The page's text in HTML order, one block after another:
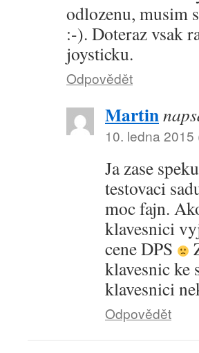
odlozenu, musim
:-). Doteraz vsak
joysticku.
Odpovědět
Martin
10. ledna 2015
Ja zase
testovaci
moc fajn.
klavesnici
cene DPS
klavesnic ke
klavesnici
Odpovědět